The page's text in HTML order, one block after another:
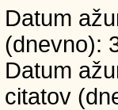
Datum
(dnevno):
Datum
citatov